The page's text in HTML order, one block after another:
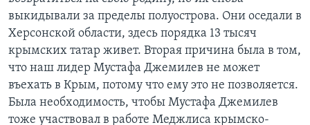
выкидывали за пределы полуострова. Они оседали в
Херсонской области, здесь порядка 13 тысяч
крымских татар живет. Вторая причина была в том,
что наш лидер Мустафа Джемилев не может
въехать в Крым, потому что ему это не позволяется.
Была необходимость, чтобы Мустафа Джемилев
тоже участвовал в работе Меджлиса крымско-